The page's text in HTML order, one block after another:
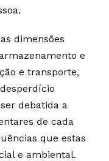
dimensões
e
e transporte,
debatida a
de cada
que estas
e ambiental.